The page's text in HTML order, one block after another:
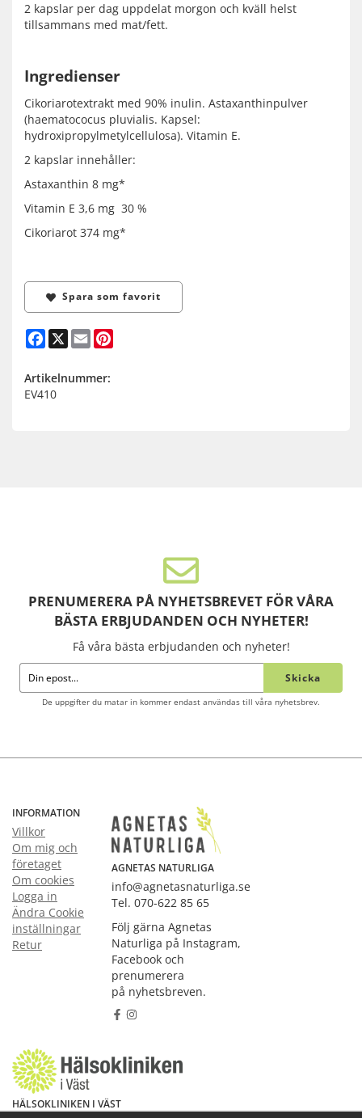
2 kapslar per dag uppdelat morgon och kväll helst
tillsammans med mat/fett.
Ingredienser
Cikoriarotextrakt med 90% inulin. Astaxanthinpulver
(haematococus pluvialis. Kapsel:
hydroxipropylmetylcellulosa). Vitamin E.
2 kapslar innehåller:
Astaxanthin 8 mg*
Vitamin E 3,6 mg 30 %
Cikoriarot 374 mg*
Spara som favorit
Facebook
X Email
Artikelnummer:
EV410
PRENUMERERA PÅ NYHETSBREVET FÖR VÅRA
BÄSTA ERBJUDANDEN OCH NYHETER!
Få våra bästa erbjudanden och nyheter!
Skicka
De uppgifter du matar in kommer endast användas till våra nyhetsbrev.
INFORMATION
Villkor
Om mig och
företaget
Om cookies
Logga in
Ändra Cookie
inställningar
Retur
AGNETAS NATURLIGA
info@agnetasnaturliga.se
Tel. 070-622 85 65
Följ gärna Agnetas
Naturliga på Instagram,
Facebook och
prenumerera
på nyhetsbreven.
HÄLSOKLINIKEN I VÄST